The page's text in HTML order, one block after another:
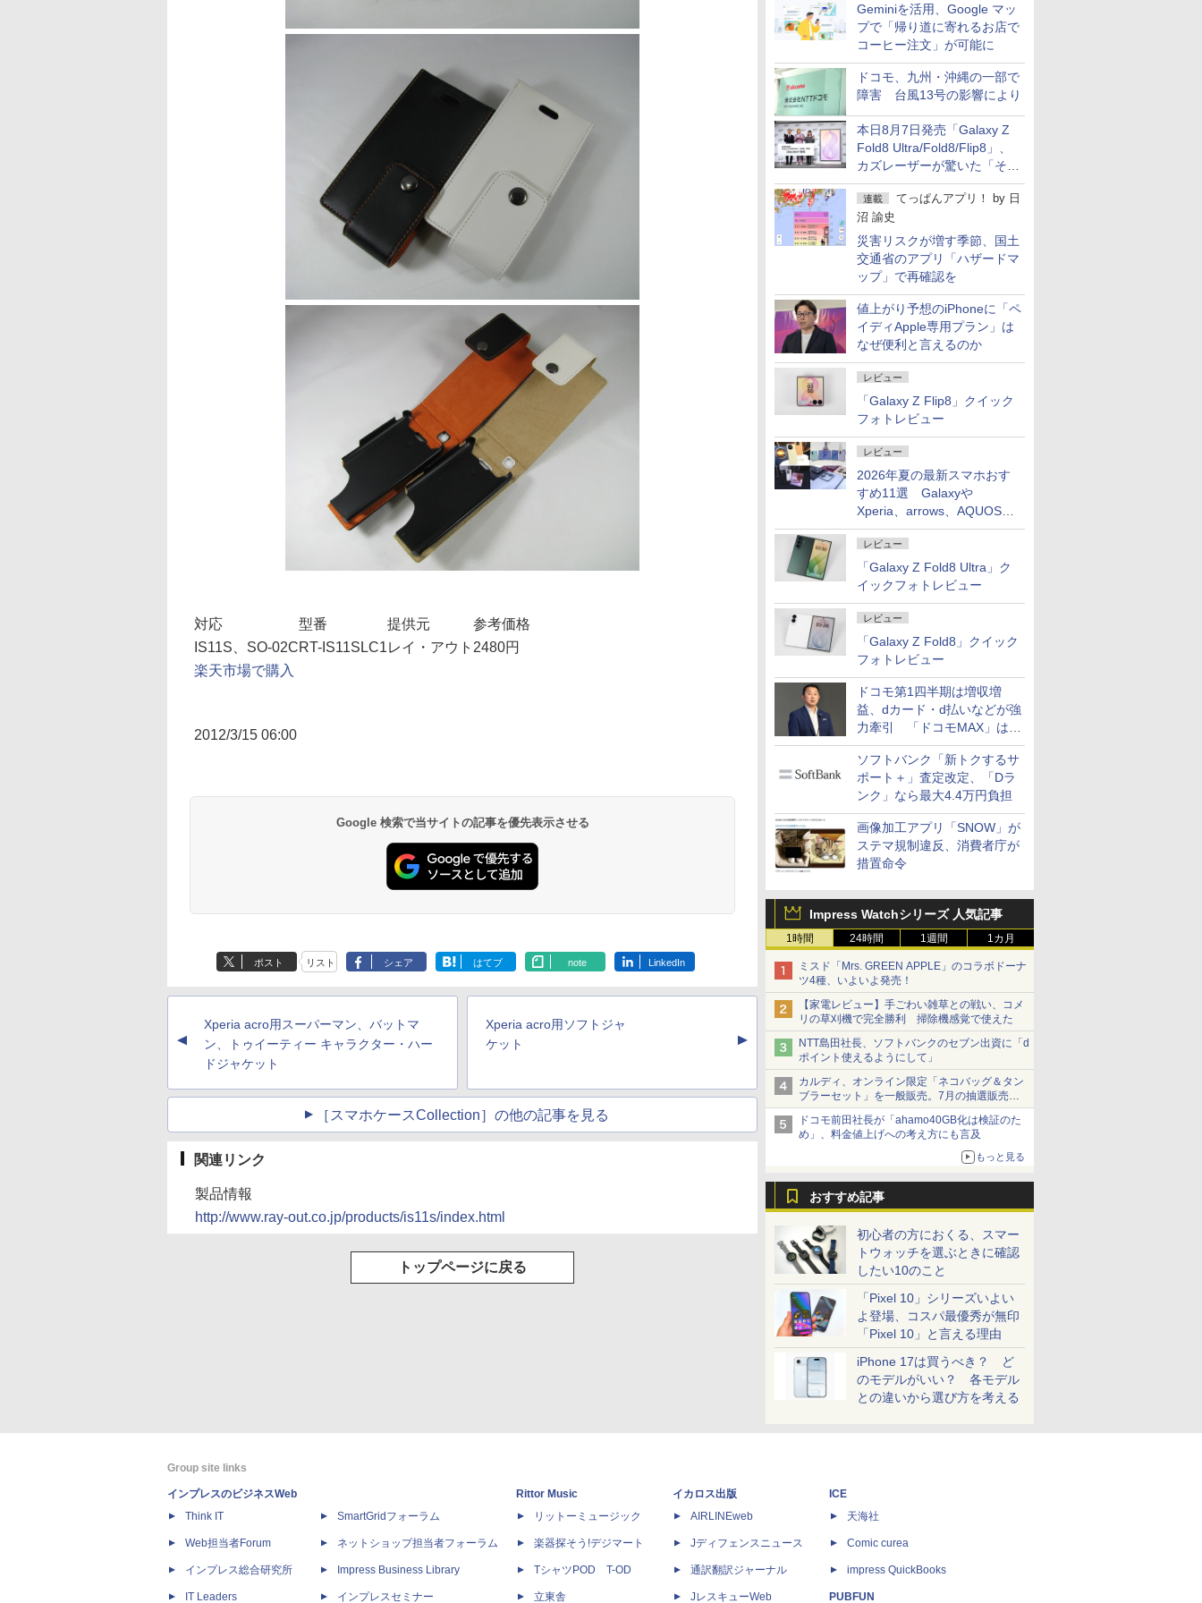
Geminiを活用、Google マッ
プで「帰り道に寄れるお店で
コーヒー注文」が可能に
ドコモ、九州・沖縄の一部で
障害 台風13号の影響により
本日8月7日発売「Galaxy Z
Fold8 Ultra/Fold8/Flip8」、
カズレーザーが驚いた「そば
屋のメニュー並みの薄さ」
連載 てっぱんアプリ！ by 日
沼 諭史
災害リスクが増す季節、国土
交通省のアプリ「ハザードマ
ップ」で再確認を
値上がり予想のiPhoneに「ペ
イディApple専用プラン」は
なぜ便利と言えるのか
レビュー
「Galaxy Z Flip8」クイック
フォトレビュー
レビュー
2026年夏の最新スマホおす
すめ11選 Galaxyや
Xperia、arrows、AQUOSな
ど注目機種の特徴は
レビュー
「Galaxy Z Fold8 Ultra」ク
イックフォトレビュー
レビュー
「Galaxy Z Fold8」クイック
フォトレビュー
ドコモ第1四半期は増収増
益、dカード・d払いなどが強
力牽引 「ドコモMAX」は
400万契約突破
ソフトバンク「新トクするサ
ポート＋」査定改定、「Dラ
ンク」なら最大4.4万円負担
画像加工アプリ「SNOW」が
ステマ規制違反、消費者庁が
措置命令
Impress Watchシリーズ 人気記事
1時間 24時間 1週間 1カ月
ミスド「Mrs. GREEN APPLE」のコラボドーナ
ツ4種、いよいよ発売！
【家電レビュー】手ごわい雑草との戦い、コメ
リの草刈機で完全勝利 掃除機感覚で使えた
NTT島田社長、ソフトバンクのセブン出資に「d
ポイント使えるようにして」
カルディ、オンライン限定「ネコバッグ＆タン
ブラーセット」を一般販売。7月の抽選販売の
当選無効分
ドコモ前田社長が「ahamo40GB化は検証のた
め」、料金値上げへの考え方にも言及
もっと見る
おすすめ記事
初心者の方におくる、スマー
トウォッチを選ぶときに確認
したい10のこと
「Pixel 10」シリーズいよい
よ登場、コスパ最優秀が無印
「Pixel 10」と言える理由
iPhone 17は買うべき？ ど
のモデルがいい？ 各モデル
との違いから選び方を考える
対応 型番 提供元
参考価格
IS11S、SO-02CRT-IS11SLC1レイ・アウト 2480円
楽天市場で購入
2012/3/15 06:00
Google 検索で当サイトの記事を優先表示させる
ポスト リスト シェア はてブ note LinkedIn
▲
Xperia acro用スーパーマン、バットマ
ン、トゥイーティー キャラクター・ハー
ドジャケット
Xperia acro用ソフトジャ
ケット
▲
［スマホケースCollection］の他の記事を見る
関連リンク
製品情報
http://www.ray-out.co.jp/products/is11s/index.html
トップページに戻る
Group site links
インプレスのビジネスWeb
Think IT
Web担当者Forum
インプレス総合研究所
IT Leaders
SmartGridフォーラム
ネットショップ担当者フォーラム
Impress Business Library
インプレスセミナー
Rittor Music
リットーミュージック
楽器探そう!デジマート
TシャツPOD T-OD
立東舎
イカロス出版
AIRLINEweb
Jディフェンスニュース
通訳翻訳ジャーナル
JレスキューWeb
ICE
天海社
Comic curea
impress QuickBooks
PUBFUN